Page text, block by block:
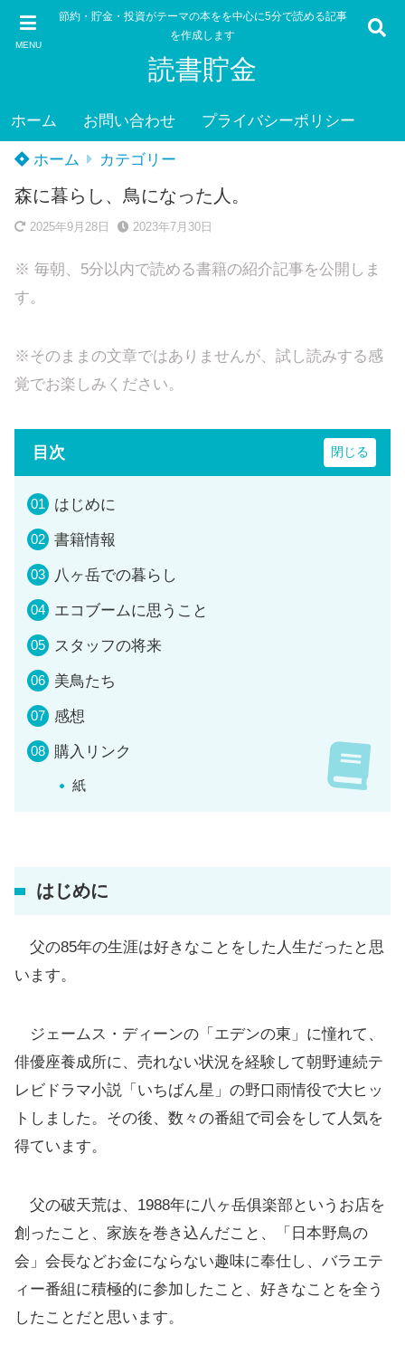
MENU
節約・貯金・投資がテーマの本をを中心に5分で読める記事
を作成します
読書貯金
ホーム お問い合わせ プライバシーポリシー
ホーム カテゴリー
森に暮らし、鳥になった人。
2025年9月28日 2023年7月30日
※ 毎朝、5分以内で読める書籍の紹介記事を公開しま
す。
※そのままの文章ではありませんが、試し読みする感
覚でお楽しみください。
目次
はじめに
書籍情報
八ヶ岳での暮らし
エコブームに思うこと
スタッフの将来
美鳥たち
感想
購入リンク
紙
はじめに
父の85年の生涯は好きなことをした人生だったと思
います。
ジェームス・ディーンの「エデンの東」に憧れて、
俳優座養成所に、売れない状況を経験して朝野連続テ
レビドラマ小説「いちばん星」の野口雨情役で大ヒッ
トしました。その後、数々の番組で司会をして人気を
得ています。
父の破天荒は、1988年に八ヶ岳俱楽部というお店を
創ったこと、家族を巻き込んだこと、「日本野鳥の
会」会長などお金にならない趣味に奉仕し、バラエテ
ィー番組に積極的に参加したこと、好きなことを全う
したことだと思います。